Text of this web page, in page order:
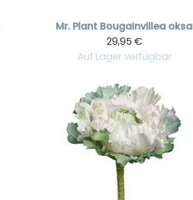
Mr. Plant Bougainvillea oksa
29,95 €
Auf Lager verfügbar